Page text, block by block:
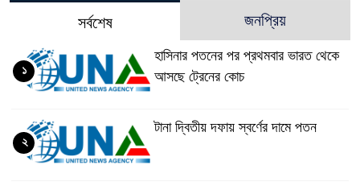
সর্বশেষ জনপ্রিয়
হাসিনার পতনের পর প্রথমবার ভারত থেকে
আসছে ট্রেনের কোচ
১
টানা দ্বিতীয় দফায় স্বর্ণের দামে পতন
২